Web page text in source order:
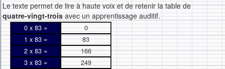
Le texte permet de lire à haute voix et de retenir la table de
quatre-vingt-trois avec un apprentissage auditif.
0 x 83 =
0
1 x 83 =
83
2 x 83 =
166
3 x 83 =
249